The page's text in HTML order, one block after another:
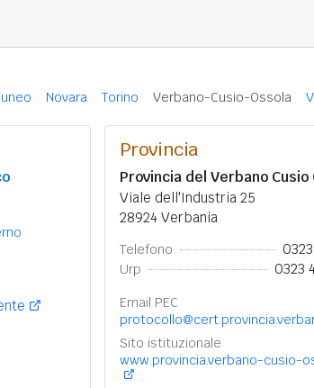
Novara Torino Verbano-Cusio-Ossola
Provincia
Provincia del Verbano Cusio
Viale dell'Industria 25
28924 Verbania
Telefono
Urp 0323
Email PEC
Sito istituzionale
www.provincia.verbano-cusio-